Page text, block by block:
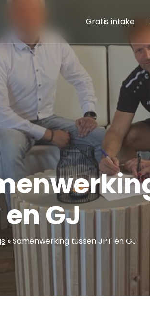
Gratis intake
en GJ
»Samenwerking tussen JPT en GJ